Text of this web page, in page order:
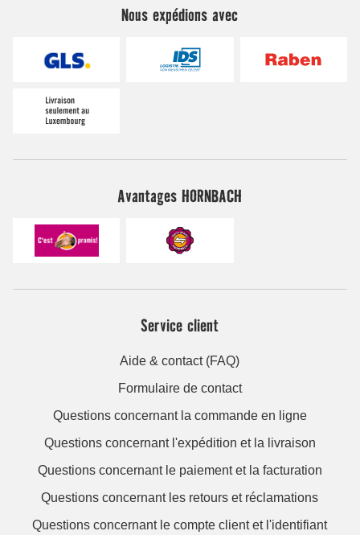
Nous expédions avec
Avantages HORNBACH
Service client
Aide & contact (FAQ)
Formulaire de contact
Questions concernant la commande en ligne
Questions concernant l'expédition et la livraison
Questions concernant le paiement et la facturation
Questions concernant les retours et réclamations
Questions concernant le compte client et l'identifiant